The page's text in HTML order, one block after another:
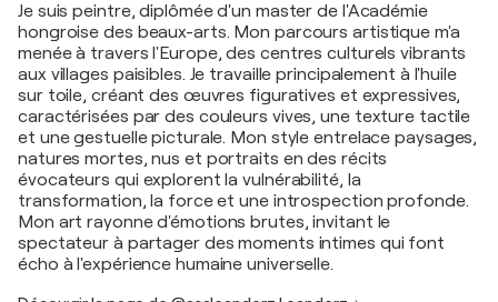
Je suis peintre, diplômée d'un master de l'Académie
hongroise des beaux-arts. Mon parcours artistique m'a
menée à travers l'Europe, des centres culturels vibrants
aux villages paisibles. Je travaille principalement à l'huile
sur toile, créant des œuvres figuratives et expressives,
caractérisées par des couleurs vives, une texture tactile
et une gestuelle picturale. Mon style entrelace paysages,
natures mortes, nus et portraits en des récits
évocateurs qui explorent la vulnérabilité, la
transformation, la force et une introspection profonde.
Mon art rayonne d'émotions brutes, invitant le
spectateur à partager des moments intimes qui font
écho à l'expérience humaine universelle.